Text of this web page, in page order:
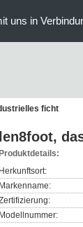
uns in
ficht
Produktdetails:
Herkunftsort:
Markenname:
Modellnummer: